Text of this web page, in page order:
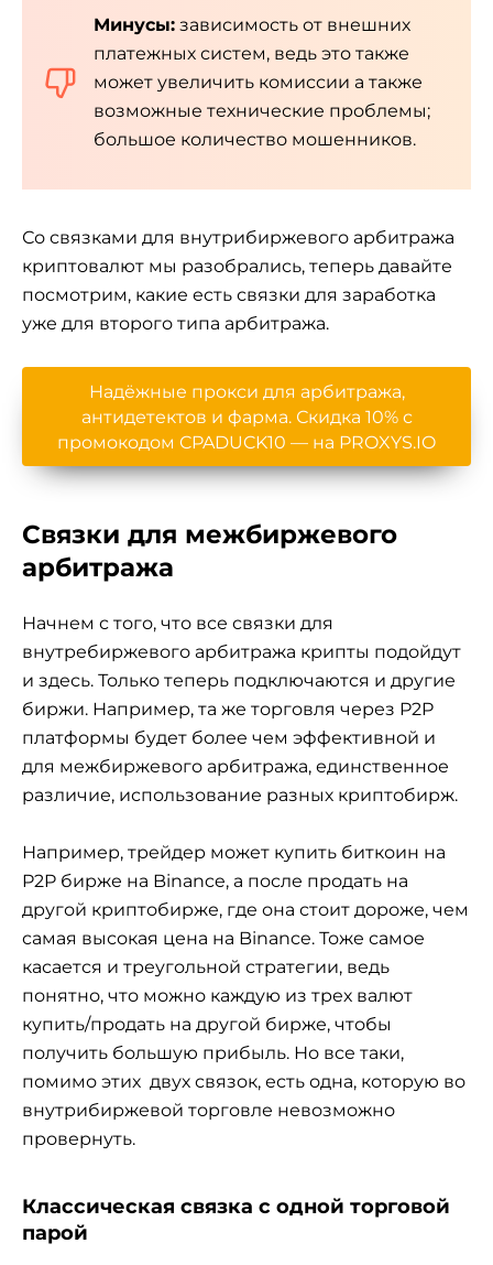
Минусы: зависимость от внешних
платежных систем, ведь это также
может увеличить комиссии а также
возможные технические проблемы;
большое количество мошенников.
Со связками для внутрибиржевого арбитража
криптовалют мы разобрались, теперь давайте
посмотрим, какие есть связки для заработка
уже для второго типа арбитража.
Надёжные прокси для арбитража,
антидетектов и фарма. Скидка 10% с
промокодом CPADUCK10 — на PROXYS.IO
Связки для межбиржевого
арбитража
Начнем с того, что все связки для
внутребиржевого арбитража крипты подойдут
и здесь. Только теперь подключаются и другие
биржи. Например, та же торговля через P2P
платформы будет более чем эффективной и
для межбиржевого арбитража, единственное
различие, использование разных криптобирж.
Например, трейдер может купить биткоин на
P2P бирже на Binance, а после продать на
другой криптобирже, где она стоит дороже, чем
самая высокая цена на Binance. Тоже самое
касается и треугольной стратегии, ведь
понятно, что можно каждую из трех валют
купить/продать на другой бирже, чтобы
получить большую прибыль. Но все таки,
помимо этих двух связок, есть одна, которую во
внутрибиржевой торговле невозможно
провернуть.
Классическая связка с одной торговой
парой